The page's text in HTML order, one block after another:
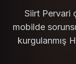
Siirt Pervari
mobilde
kurgulanmış